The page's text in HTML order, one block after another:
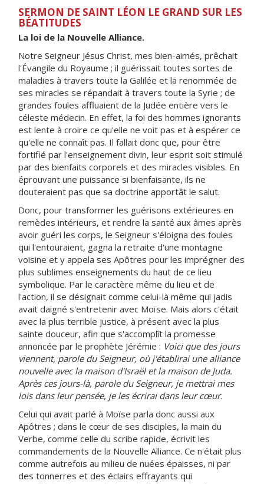
SERMON DE SAINT LÉON LE GRAND SUR LES
BÉATITUDES
La loi de la Nouvelle Alliance.
Notre Seigneur Jésus Christ, mes bien-aimés, prêchait
l'Évangile du Royaume ; il guérissait toutes sortes de
maladies à travers toute la Galilée et la renommée de
ses miracles se répandait à travers toute la Syrie ; de
grandes foules affluaient de la Judée entière vers le
céleste médecin. En effet, la foi des hommes ignorants
est lente à croire ce qu'elle ne voit pas et à espérer ce
qu'elle ne connaît pas. Il fallait donc que, pour être
fortifié par l'enseignement divin, leur esprit soit stimulé
par des bienfaits corporels et des miracles visibles. En
éprouvant une puissance si bienfaisante, ils ne
douteraient pas que sa doctrine apportât le salut.
Donc, pour transformer les guérisons extérieures en
remèdes intérieurs, et rendre la santé aux âmes après
avoir guéri les corps, le Seigneur s'éloigna des foules
qui l'entouraient, gagna la retraite d'une montagne
voisine et y appela ses Apôtres pour les imprégner des
plus sublimes enseignements du haut de ce lieu
symbolique. Par le caractère même du lieu et de
l'action, il se désignait comme celui-là même qui jadis
avait daigné s'entretenir avec Moïse. Mais alors c'était
avec la plus terrible justice, à présent avec la plus
sainte douceur, afin que s'accomplît la promesse
annoncée par le prophète Jérémie : Voici que des jours
viennent, parole du Seigneur, où j'établirai une alliance
nouvelle avec la maison d'Israël et la maison de Juda.
Après ces jours-là, parole du Seigneur, je mettrai mes
lois dans leur pensée, je les écrirai dans leur cœur.
Celui qui avait parlé à Moïse parla donc aussi aux
Apôtres ; dans le cœur de ses disciples, la main du
Verbe, comme celle du scribe rapide, écrivit les
commandements de la Nouvelle Alliance. Ce n'était plus
comme autrefois au milieu de nuées épaisses, ni par
des tonnerres et des éclairs effrayants qui